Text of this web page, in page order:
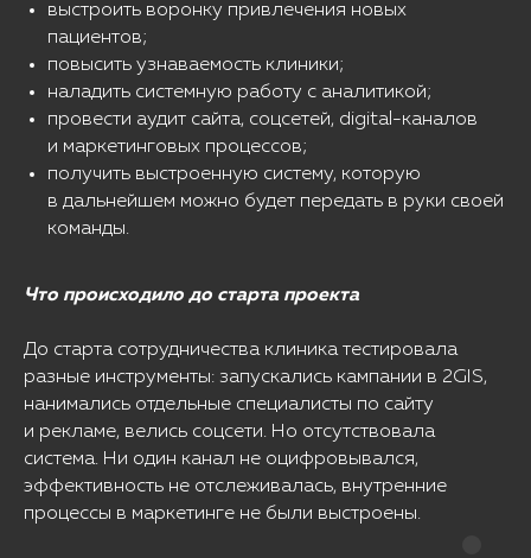
выстроить воронку привлечения новых
пациентов;
повысить узнаваемость клиники;
наладить системную работу с аналитикой;
провести аудит сайта, соцсетей, digital-каналов
и маркетинговых процессов;
получить выстроенную систему, которую
в дальнейшем можно будет передать в руки своей
команды.
Что происходило до старта проекта
До старта сотрудничества клиника тестировала
разные инструменты: запускались кампании в 2GIS,
нанимались отдельные специалисты по сайту
и рекламе, велись соцсети. Но отсутствовала
система. Ни один канал не оцифровывался,
эффективность не отслеживалась, внутренние
процессы в маркетинге не были выстроены.